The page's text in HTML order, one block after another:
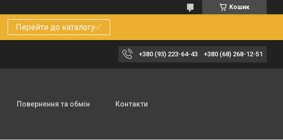
Кошик
Перейти до каталогу✅
+380 (93) 223-64-43 +380 (68) 268-12-51
Повернення та обмін Контакти